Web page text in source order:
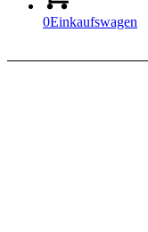
0Einkaufswagen